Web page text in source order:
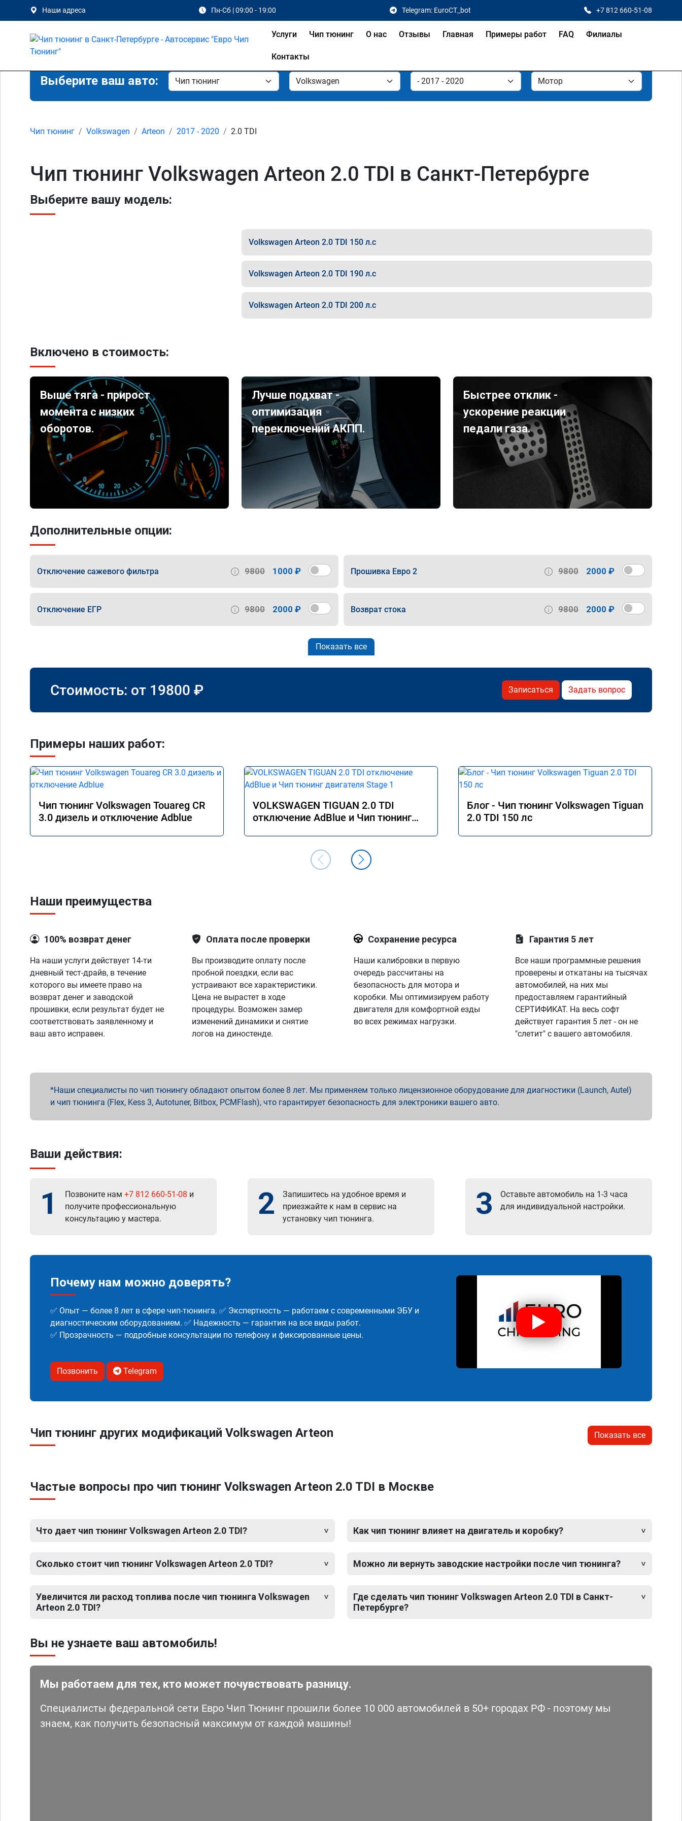
Наши адреса Пн-Сб | 09:00 - 19:00 Telegram: EuroCT_bot +7 812 660-51-08
Услуги Чип тюнинг О нас Отзывы Главная Примеры работ FAQ Филиалы
Контакты
Выберите ваш авто:
Чип тюнинг Volkswagen Arteon 2017 - 2020 2.0 TDI
Чип тюнинг Volkswagen Arteon 2.0 TDI в Санкт-Петербурге
Выберите вашу модель:
Volkswagen Arteon 2.0 TDI 150 л.с
Volkswagen Arteon 2.0 TDI 190 л.с
Volkswagen Arteon 2.0 TDI 200 л.с
Включено в стоимость:
Выше тяга - прирост
момента с низких
оборотов.
Лучше подхват -
оптимизация
переключений АКПП.
Быстрее отклик -
ускорение реакции
педали газа.
Дополнительные опции:
Отключение сажевого фильтра 9800 1000 ₽ Прошивка Евро 2 9800 2000 ₽
Отключение ЕГР 9800 2000 ₽ Возврат стока 9800 2000 ₽
Показать все
Стоимость: от 19800 ₽ Записаться Задать вопрос
Примеры наших работ:
Чип тюнинг Volkswagen Touareg CR
3.0 дизель и отключение Adblue
VOLKSWAGEN TIGUAN 2.0 TDI
отключение AdBlue и Чип тюнинг
Блог - Чип тюнинг Volkswagen Tiguan
2.0 TDI 150 лс
Наши преимущества
100% возврат денег
На наши услуги действует 14-ти
дневный тест-драйв, в течение
которого вы имеете право на
возврат денег и заводской
прошивки, если результат будет не
соответствовать заявленному и
ваш авто исправен.
Оплата после проверки
Вы производите оплату после
пробной поездки, если вас
устраивают все характеристики.
Цена не вырастет в ходе
процедуры. Возможен замер
изменений динамики и снятие
логов на диностенде.
Сохранение ресурса
Наши калибровки в первую
очередь рассчитаны на
безопасность для мотора и
коробки. Мы оптимизируем работу
двигателя для комфортной езды
во всех режимах нагрузки.
Гарантия 5 лет
Все наши программные решения
проверены и откатаны на тысячах
автомобилей, на них мы
предоставляем гарантийный
СЕРТИФИКАТ. На весь софт
действует гарантия 5 лет - он не
"слетит" с вашего автомобиля.
Наши специалисты по чип тюнингу обладают опытом более 8 лет. Мы применяем только лицензионное оборудование для диагностики (Launch, Autel)
и чип тюнинга (Flex, Kess 3, Autotuner, Bitbox, PCMFlash), что гарантирует безопасность для электроники вашего авто.
Ваши действия:
1 Позвоните нам +7 812 660-51-08 и
получите профессиональную
консультацию у мастера.
2
Запишитесь на удобное время и
приезжайте к нам в сервис на
установку чип тюнинга.
3
Оставьте автомобиль на 1-3 часа
для индивидуальной настройки.
Почему нам можно доверять?
✅ Опыт — более 8 лет в сфере чип-тюнинга. ✅ Экспертность — работаем с современными ЭБУ и
диагностическим оборудованием. ✅ Надежность — гарантия на все виды работ.
✅ Прозрачность — подробные консультации по телефону и фиксированные цены.
Позвонить Telegram
Чип тюнинг других модификаций Volkswagen Arteon Показать все
Частые вопросы про чип тюнинг Volkswagen Arteon 2.0 TDI в Москве
Что дает чип тюнинг Volkswagen Arteon 2.0 TDI?
Сколько стоит чип тюнинг Volkswagen Arteon 2.0 TDI?
Увеличится ли расход топлива после чип тюнинга Volkswagen
Arteon 2.0 TDI?
Как чип тюнинг влияет на двигатель и коробку?
Можно ли вернуть заводские настройки после чип тюнинга?
Где сделать чип тюнинг Volkswagen Arteon 2.0 TDI в Санкт-
Петербурге?
Вы не узнаете ваш автомобиль!
Мы работаем для тех, кто может почувствовать разницу.
Специалисты федеральной сети Евро Чип Тюнинг прошили более 10 000 автомобилей в 50+ городах РФ - поэтому мы
знаем, как получить безопасный максимум от каждой машины!